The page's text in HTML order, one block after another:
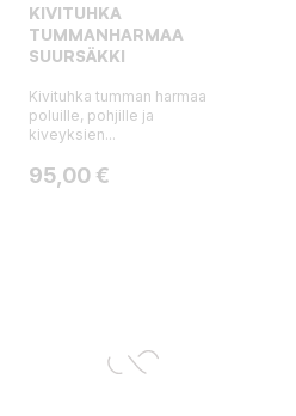
KIVITUHKA
TUMMANHARMAA
SUURSÄKKI
Kivituhka tumman harmaa
poluille, pohjille ja
kiveyksien...
Hinta
95,00 €